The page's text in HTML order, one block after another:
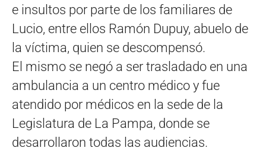
e insultos por parte de los familiares de
Lucio, entre ellos Ramón Dupuy, abuelo de
la víctima, quien se descompensó.
El mismo se negó a ser trasladado en una
ambulancia a un centro médico y fue
atendido por médicos en la sede de la
Legislatura de La Pampa, donde se
desarrollaron todas las audiencias.